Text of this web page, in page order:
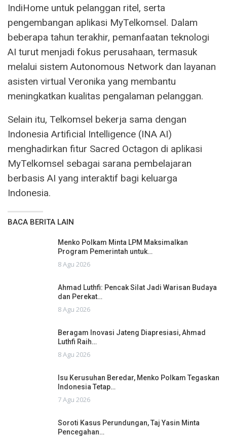
IndiHome untuk pelanggan ritel, serta
pengembangan aplikasi MyTelkomsel. Dalam
beberapa tahun terakhir, pemanfaatan teknologi
AI turut menjadi fokus perusahaan, termasuk
melalui sistem Autonomous Network dan layanan
asisten virtual Veronika yang membantu
meningkatkan kualitas pengalaman pelanggan.
Selain itu, Telkomsel bekerja sama dengan
Indonesia Artificial Intelligence (INA AI)
menghadirkan fitur Sacred Octagon di aplikasi
MyTelkomsel sebagai sarana pembelajaran
berbasis AI yang interaktif bagi keluarga
Indonesia.
BACA BERITA LAIN
Menko Polkam Minta LPM Maksimalkan
Program Pemerintah untuk…
8 Agu 2026
Ahmad Luthfi: Pencak Silat Jadi Warisan Budaya
dan Perekat…
8 Agu 2026
Beragam Inovasi Jateng Diapresiasi, Ahmad
Luthfi Raih…
8 Agu 2026
Isu Kerusuhan Beredar, Menko Polkam Tegaskan
Indonesia Tetap…
7 Agu 2026
Soroti Kasus Perundungan, Taj Yasin Minta
Pencegahan…